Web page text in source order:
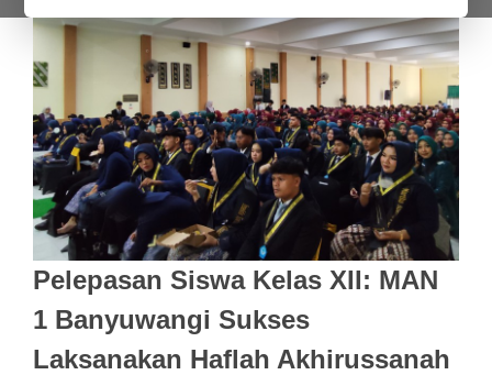
Pelepasan Siswa Kelas XII: MAN
1 Banyuwangi Sukses
Laksanakan Haflah Akhirussanah